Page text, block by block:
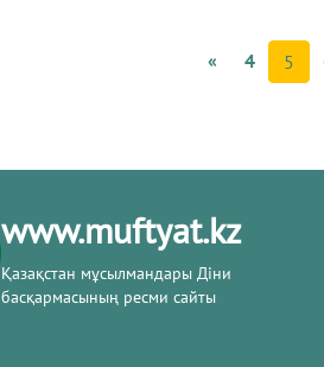
« 4 5
www.muftyat.kz
Қазақстан мұсылмандары Діни
басқармасының ресми сайты